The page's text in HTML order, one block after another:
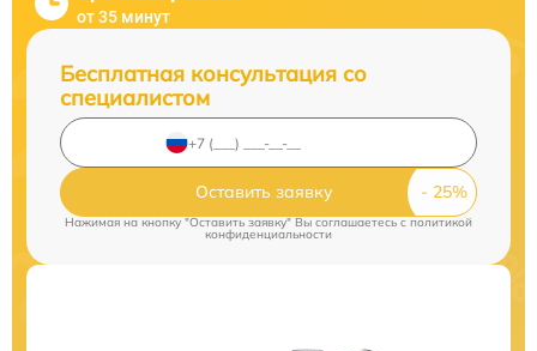
от 35 минут
Бесплатная консультация со
специалистом
Оставить заявку
Нажимая на кнопку "Оставить заявку" Вы соглашаетесь cполитикой
конфиденциальности